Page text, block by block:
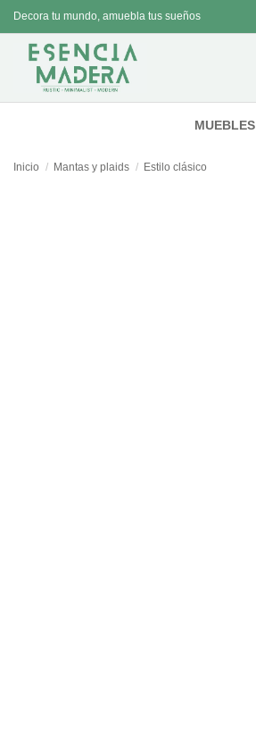
Decora tu mundo, amuebla tus sueños
MUEBLES
Inicio Mantas y plaids Estilo clásico